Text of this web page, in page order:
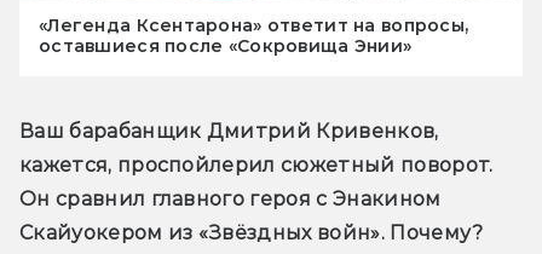
«Легенда Ксентарона» ответит на вопросы,
оставшиеся после «Сокровища Энии»
Ваш барабанщик Дмитрий Кривенков,
кажется, проспойлерил сюжетный поворот.
Он сравнил главного героя с Энакином
Скайуокером из «Звёздных войн». Почему?